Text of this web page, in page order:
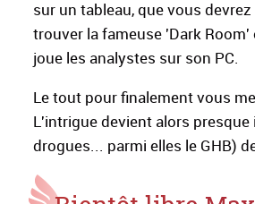
sur un tableau, que vous
trouver la fameuse 'Dark
joue les analystes sur son PC.
Le tout pour finalement vous
L'intrigue devient alors
drogues... parmi elles le GHB)